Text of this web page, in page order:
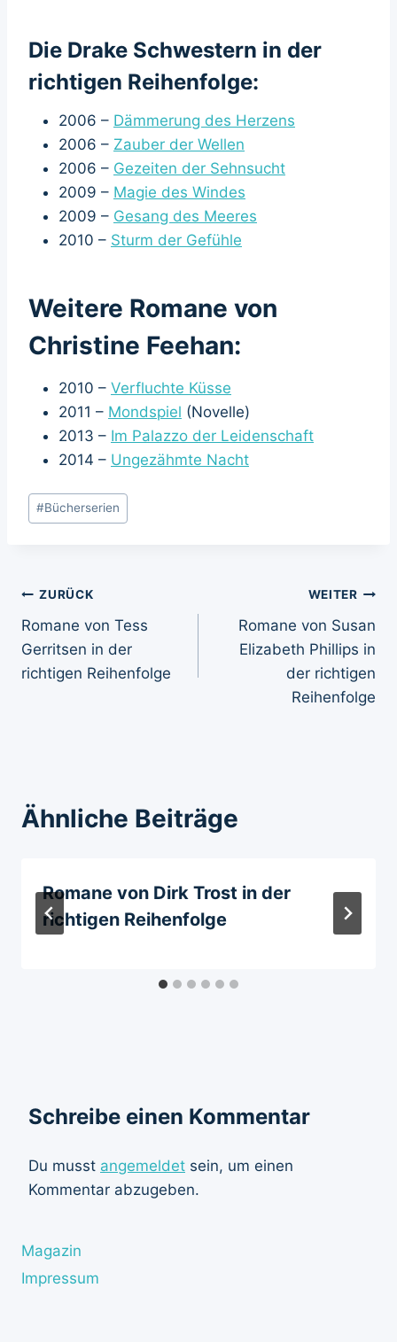
Die Drake Schwestern in der
richtigen Reihenfolge:
2006 – Dämmerung des Herzens
2006 – Zauber der Wellen
2006 – Gezeiten der Sehnsucht
2009 – Magie des Windes
2009 – Gesang des Meeres
2010 – Sturm der Gefühle
Weitere Romane von
Christine Feehan:
2010 – Verfluchte Küsse
2011 – Mondspiel (Novelle)
2013 – Im Palazzo der Leidenschaft
2014 – Ungezähmte Nacht
Schlagworte:
#Bücherserien
Beitragsnavigation
ZURÜCK
Romane von Tess
Gerritsen in der
richtigen Reihenfolge
WEITER
Romane von Susan
Elizabeth Phillips in
der richtigen
Reihenfolge
Ähnliche Beiträge
Romane von Dirk Trost in der
richtigen Reihenfolge
Schreibe einen Kommentar
Du musst angemeldet sein, um einen
Kommentar abzugeben.
Magazin
Impressum